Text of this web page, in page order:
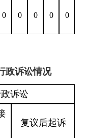
0 0 0 0 0
政诉讼情况
诉讼
复议后起诉